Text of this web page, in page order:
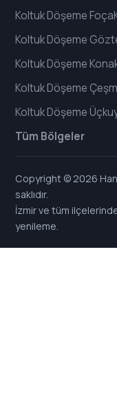
Koltuk Döşeme Foça
Koltuk Döşeme
Koltuk Döşeme
Koltuk Döşeme
Koltuk Döşeme
Tüm Bölgeler
Copyright © 2026
saklıdır.
İzmir ve tüm
yenileme.